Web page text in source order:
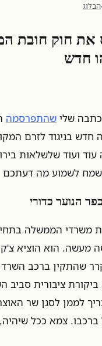
הבלוג
את חוק חובת
חדש
שלי שהתפרסמה
חדש בניגוד לזרם
עוד ועוד שלשלאות
לשמוע מה דעתכם
הנוער כדורי
משרדי הממשלה
מעשה. הוא הוציא
שהתקין ברכב השרד
ציבורית סביב
לממן לסגן שר
מ־3,000 שקל ברכבו. צמא ככל